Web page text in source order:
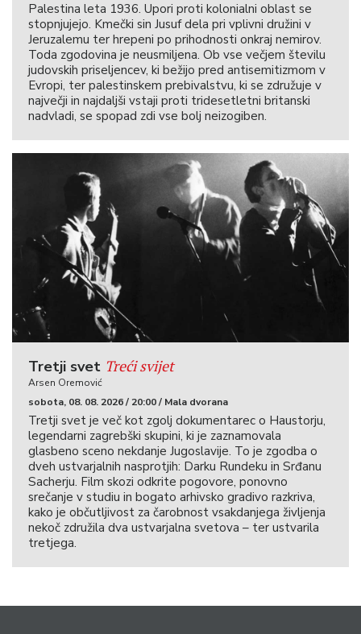
Palestina leta 1936. Upori proti kolonialni oblast se
stopnjujejo. Kmečki sin Jusuf dela pri vplivni družini v
Jeruzalemu ter hrepeni po prihodnosti onkraj nemirov.
Toda zgodovina je neusmiljena. Ob vse večjem številu
judovskih priseljencev, ki bežijo pred antisemitizmom v
Evropi, ter palestinskem prebivalstvu, ki se združuje v
največji in najdaljši vstaji proti tridesetletni britanski
nadvladi, se spopad zdi vse bolj neizogiben.
Tretji svet Treći svijet
Arsen Oremović
sobota, 08. 08. 2026 / 20:00 / Mala dvorana
Tretji svet je več kot zgolj dokumentarec o Haustorju,
legendarni zagrebški skupini, ki je zaznamovala
glasbeno sceno nekdanje Jugoslavije. To je zgodba o
dveh ustvarjalnih nasprotjih: Darku Rundeku in Srđanu
Sacherju. Film skozi odkrite pogovore, ponovno
srečanje v studiu in bogato arhivsko gradivo razkriva,
kako je občutljivost za čarobnost vsakdanjega življenja
nekoč združila dva ustvarjalna svetova – ter ustvarila
tretjega.